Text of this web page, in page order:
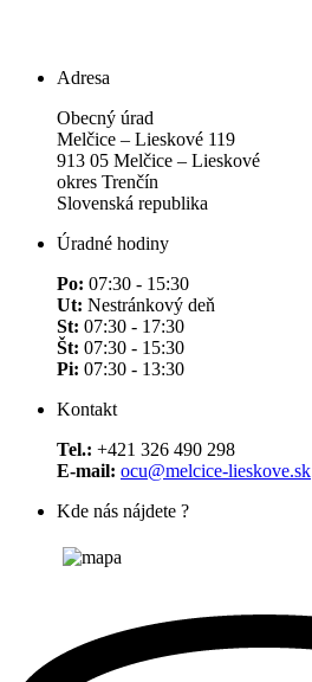
Adresa
Obecný úrad
Melčice – Lieskové 119
913 05 Melčice – Lieskové
okres Trenčín
Slovenská republika
Úradné hodiny
Po: 07:30 - 15:30
Ut: Nestránkový deň
St: 07:30 - 17:30
Št: 07:30 - 15:30
Pi: 07:30 - 13:30
Kontakt
Tel.: +421 326 490 298
E-mail: ocu@melcice-lieskove.sk
Kde nás nájdete ?